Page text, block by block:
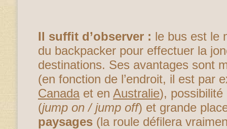
Il suffit d’observer : le bus est le
du backpacker pour effectuer la
destinations. Ses avantages sont
(en fonction de l’endroit, il est par
Canadaet en Australie), possibilité
(jump on / jump off) et grande
paysages (la roule défilera